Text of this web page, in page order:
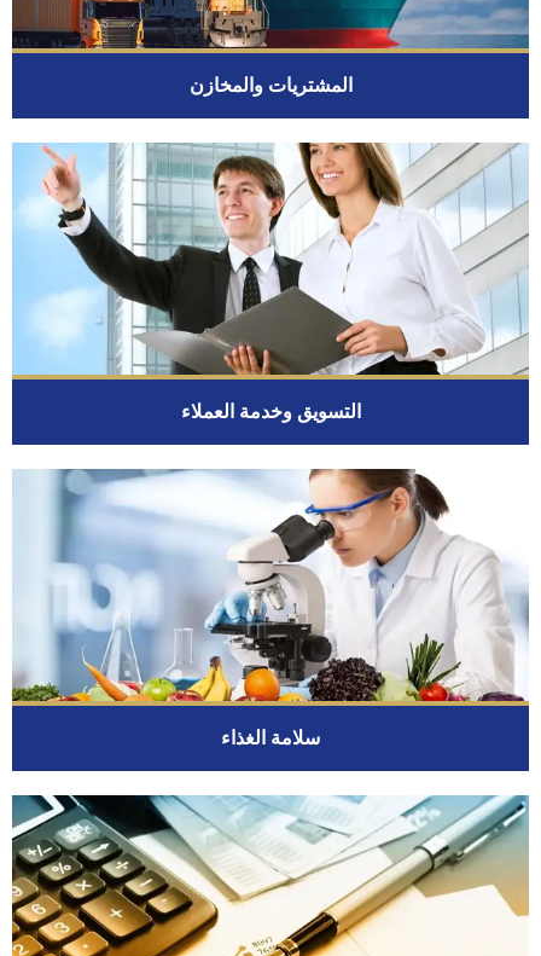
المشتريات والمخازن
التسويق وخدمة العملاء
سلامة الغذاء